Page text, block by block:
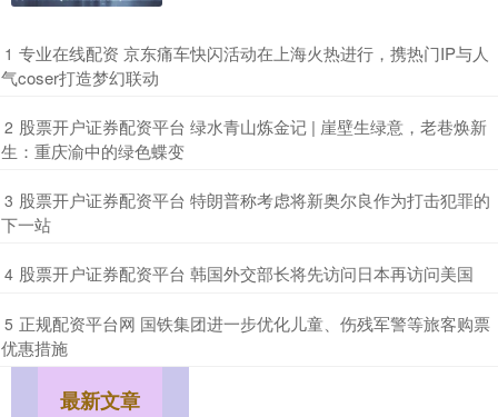
1 ​专业在线配资 京东痛车快闪活动在上海火热进行，携热门IP与人
气coser打造梦幻联动
2 ​股票开户证券配资平台 绿水青山炼金记 | 崖壁生绿意，老巷焕新
生：重庆渝中的绿色蝶变
3 ​股票开户证券配资平台 特朗普称考虑将新奥尔良作为打击犯罪的
下一站
4 ​股票开户证券配资平台 韩国外交部长将先访问日本再访问美国
5 ​正规配资平台网 国铁集团进一步优化儿童、伤残军警等旅客购票
优惠措施
最新文章